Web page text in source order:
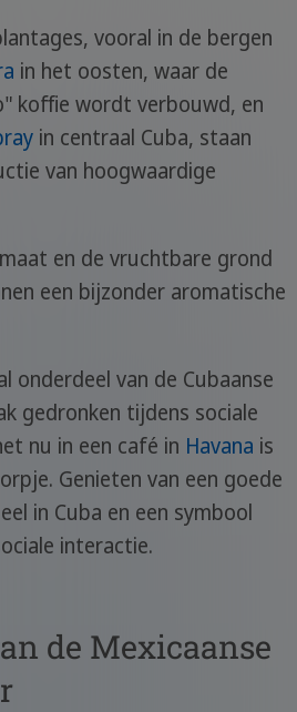
vooral in de bergen
in het oosten, waar de
koffie wordt verbouwd, en
in centraal Cuba, staan
van hoogwaardige
en de vruchtbare grond
een bijzonder aromatische
onderdeel van de Cubaanse
gedronken tijdens sociale
nu in een café in Havana is
Genieten van een goede
in Cuba en een symbool
interactie.
de Mexicaanse